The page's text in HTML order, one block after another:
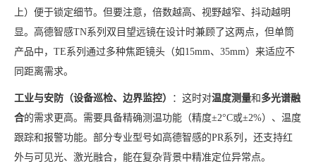
上）便于锁定细节。但要注意，倍数越高、视野越窄、抖动越明
显。高德智感TN系列双目望远镜在设计时兼顾了这两点，但单筒
产品中，TE系列通过多种焦距镜头（如15mm、35mm）来适应不
同距离需求。
工业与安防（设备巡检、边界监控） ：这时对温度测量和多光谱融
合的需求更高。需要具备精确测温功能（精度±2°C或±2%）、温度
跟踪和报警功能。部分专业型号如高德智感的PR系列，还支持红
外与可见光、激光融合，能在复杂背景中精准定位异常点。